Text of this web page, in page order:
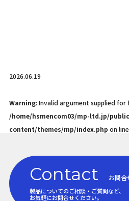
2026.06.19
Warning: Invalid argument supplied for
/home/hsmencom03/mp-ltd.jp/
content/themes/mp/index.php on line
Contact お問合
製品についてのご相談・ご質問など、
お気軽にお問合せください。